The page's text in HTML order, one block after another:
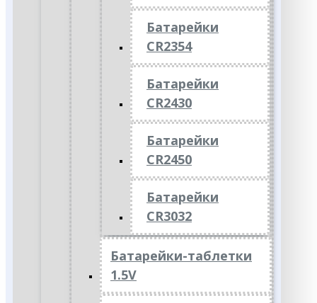
Батарейки
CR2354
Батарейки
CR2430
Батарейки
CR2450
Батарейки
CR3032
Батарейки-таблетки
1.5V